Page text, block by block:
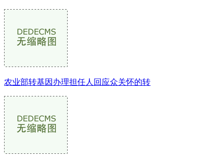
农业部转基因办理担任人回应众关怀的转